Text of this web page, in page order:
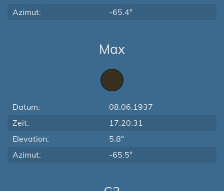
Azimut:
-65.4°
Max
Datum:
08.06.1937
Zeit:
17:20:31
Elevation:
5.8°
Azimut:
-65.5°